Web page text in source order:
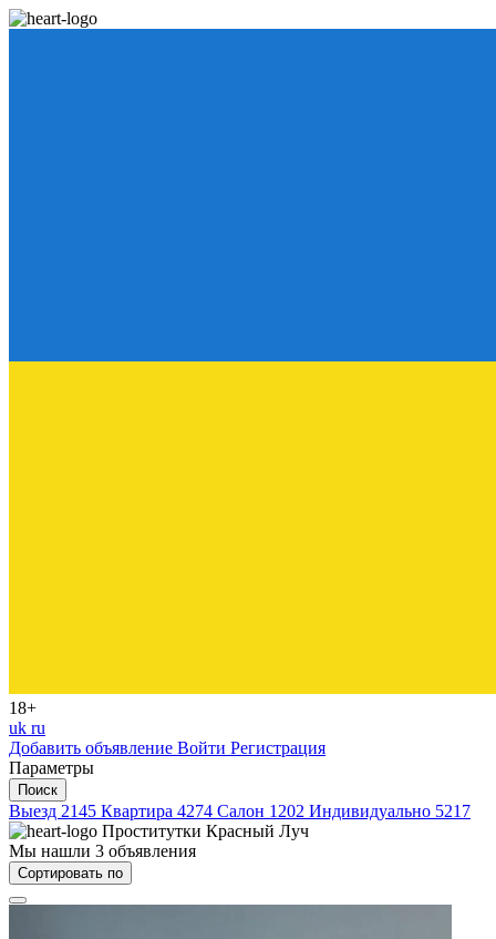
18+
uk ru
Добавить объявление Войти Регистрация
Параметры
Поиск
Выезд 2145 Квартира 4274 Салон 1202 Индивидуально 5217
Проститутки Красный Луч
Мы нашли 3 объявления
Сортировать по